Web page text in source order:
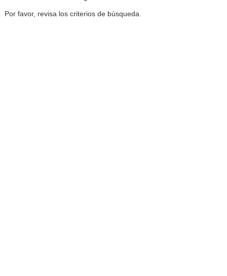
Por favor, revisa los criterios de búsqueda.